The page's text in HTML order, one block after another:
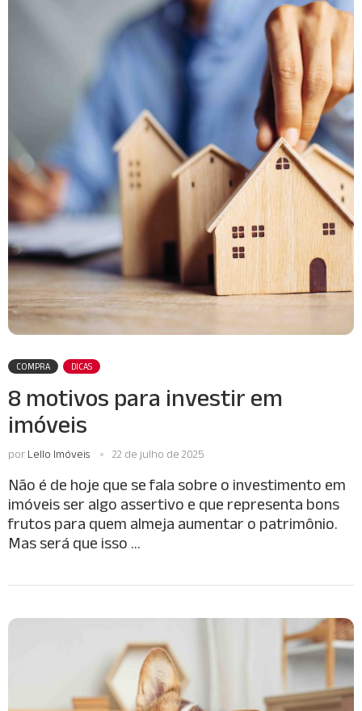
COMPRA DICAS
8 motivos para investir em
imóveis
por Lello Imóveis 22 de julho de 2025
Não é de hoje que se fala sobre o investimento em
imóveis ser algo assertivo e que representa bons
frutos para quem almeja aumentar o patrimônio.
Mas será que isso …